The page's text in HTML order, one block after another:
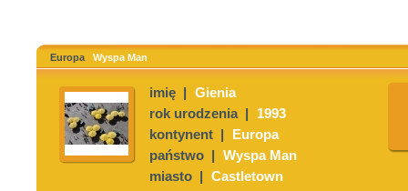
Europa Wyspa Man
imię | Gienia
rok urodzenia |
1993
kontynent |
Europa
państwo | Wyspa Man
miasto | Castletown